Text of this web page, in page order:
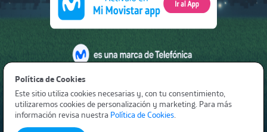
Política de Cookies​ ​
Este sitio utiliza cookies necesarias y, con tu consentimiento,
utilizaremos cookies de personalización y marketing. Para más
información revisa nuestra Política de Cookies.